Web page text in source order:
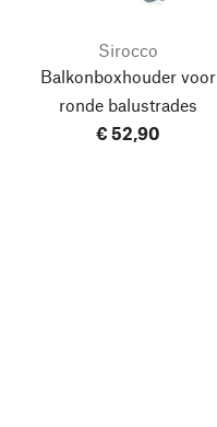
Sirocco
Balkonboxhouder voor
ronde balustrades
€ 52,90